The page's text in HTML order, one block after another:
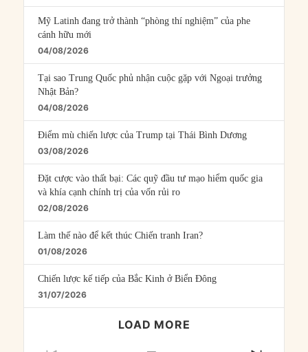
Mỹ Latinh đang trở thành “phòng thí nghiệm” của phe
cánh hữu mới
04/08/2026
Tại sao Trung Quốc phủ nhận cuộc gặp với Ngoại trưởng
Nhật Bản?
04/08/2026
Điểm mù chiến lược của Trump tại Thái Bình Dương
03/08/2026
Đặt cược vào thất bại: Các quỹ đầu tư mạo hiểm quốc gia
và khía cạnh chính trị của vốn rủi ro
02/08/2026
Làm thế nào để kết thúc Chiến tranh Iran?
01/08/2026
Chiến lược kế tiếp của Bắc Kinh ở Biển Đông
31/07/2026
LOAD MORE